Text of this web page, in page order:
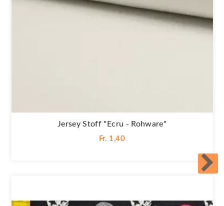
Jersey Stoff "Ecru - Rohware"
Fr. 1,40